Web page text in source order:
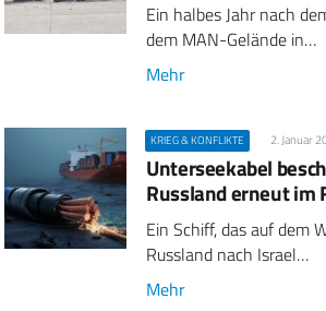
Ein halbes Jahr nach
dem MAN-Gelände in…
Mehr
KRIEG & KONFLIKTE 2. Januar
Unterseekabel
Russland erneut im
Ein Schiff, das auf dem
Russland nach Israel…
Mehr